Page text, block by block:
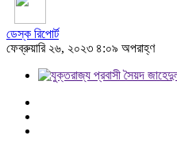
ডেস্ক রিপোর্ট
ফেব্রুয়ারি ২৬, ২০২৩ ৪:০৯ অপরাহ্ণ